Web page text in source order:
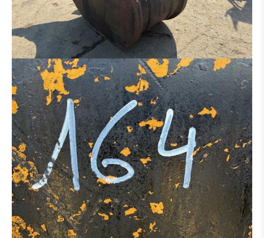
GETRIEBE / WANDLER
HYDRAULIK VERTEILER
MOTOR
BETON-EISENBIEGER
BETONSTAHLSCHERE
MULCHER
SALZSTREUER